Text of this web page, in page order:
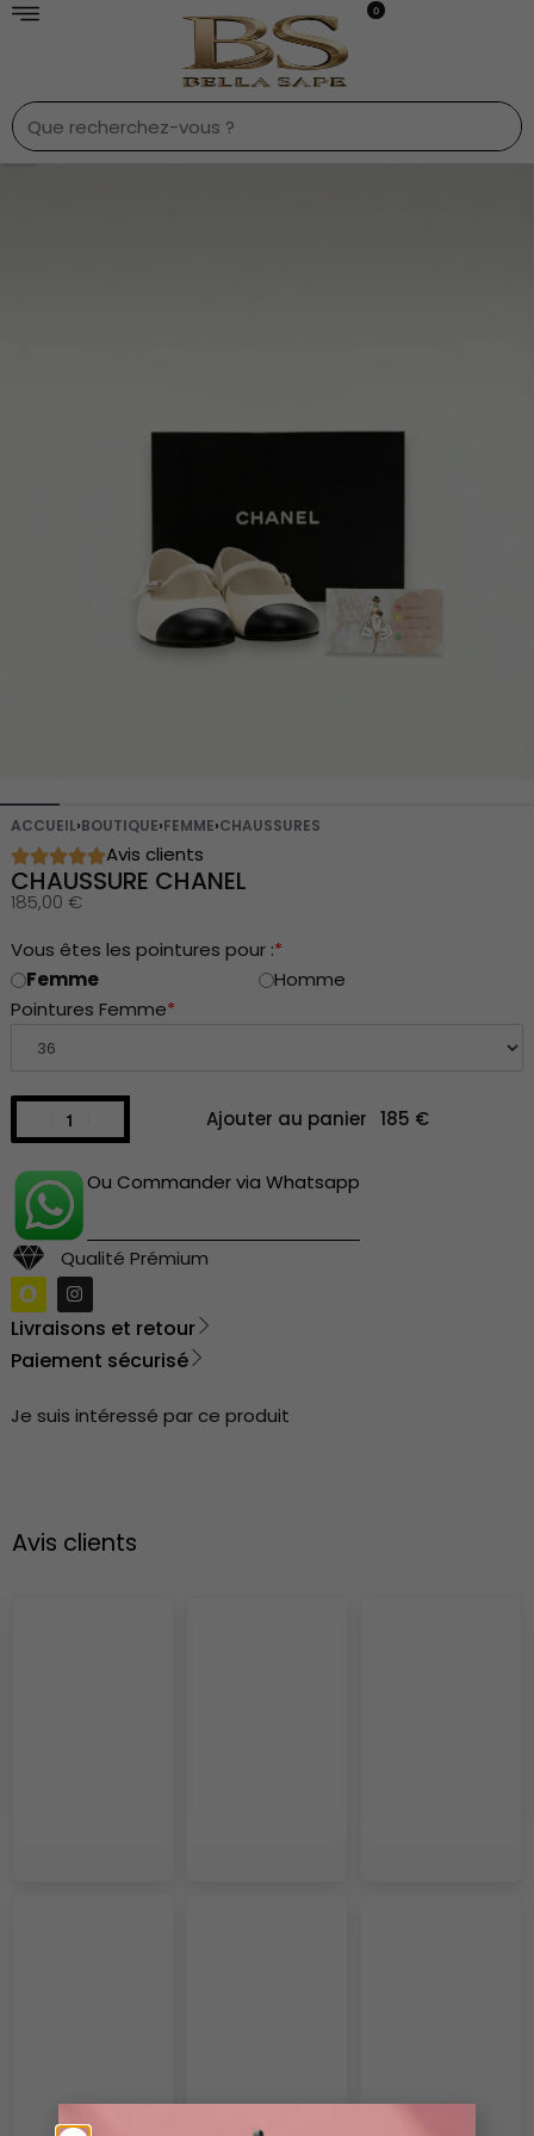
0
9
ACCUEIL›BOUTIQUE›FEMME›CHAUSSURES
Avis clients
CHAUSSURE CHANEL
185,00 €
*
Vous êtes les pointures pour :
Femme
Homme
*
Pointures Femme
Ajouter au panier
Ou Commander via Whatsapp
Qualité Prémium
Livraisons et retour
Paiement sécurisé
Je suis intéressé par ce produit
Avis clients